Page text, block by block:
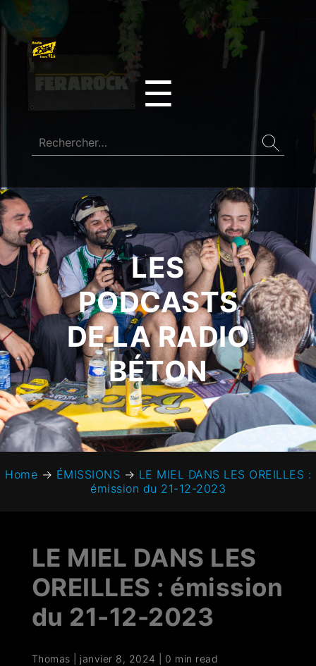
☰
LES
PODCASTS
DE LA RADIO
BÉTON
Home → ÉMISSIONS → LE MIEL DANS LES OREILLES :
émission du 21-12-2023
LE MIEL DANS LES
OREILLES : émission
du 21-12-2023
Thomas janvier 8, 2024 0 min read